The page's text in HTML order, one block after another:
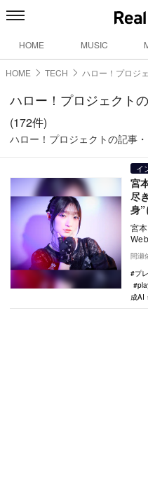
HOME MUSIC
HOME TECH ハロー！プロジ
ハロー！プロジェクト
(172件)
ハロー！プロジェクトの記事
イ
宮
尽
身”
宮
た
間瀬
プ
成AI